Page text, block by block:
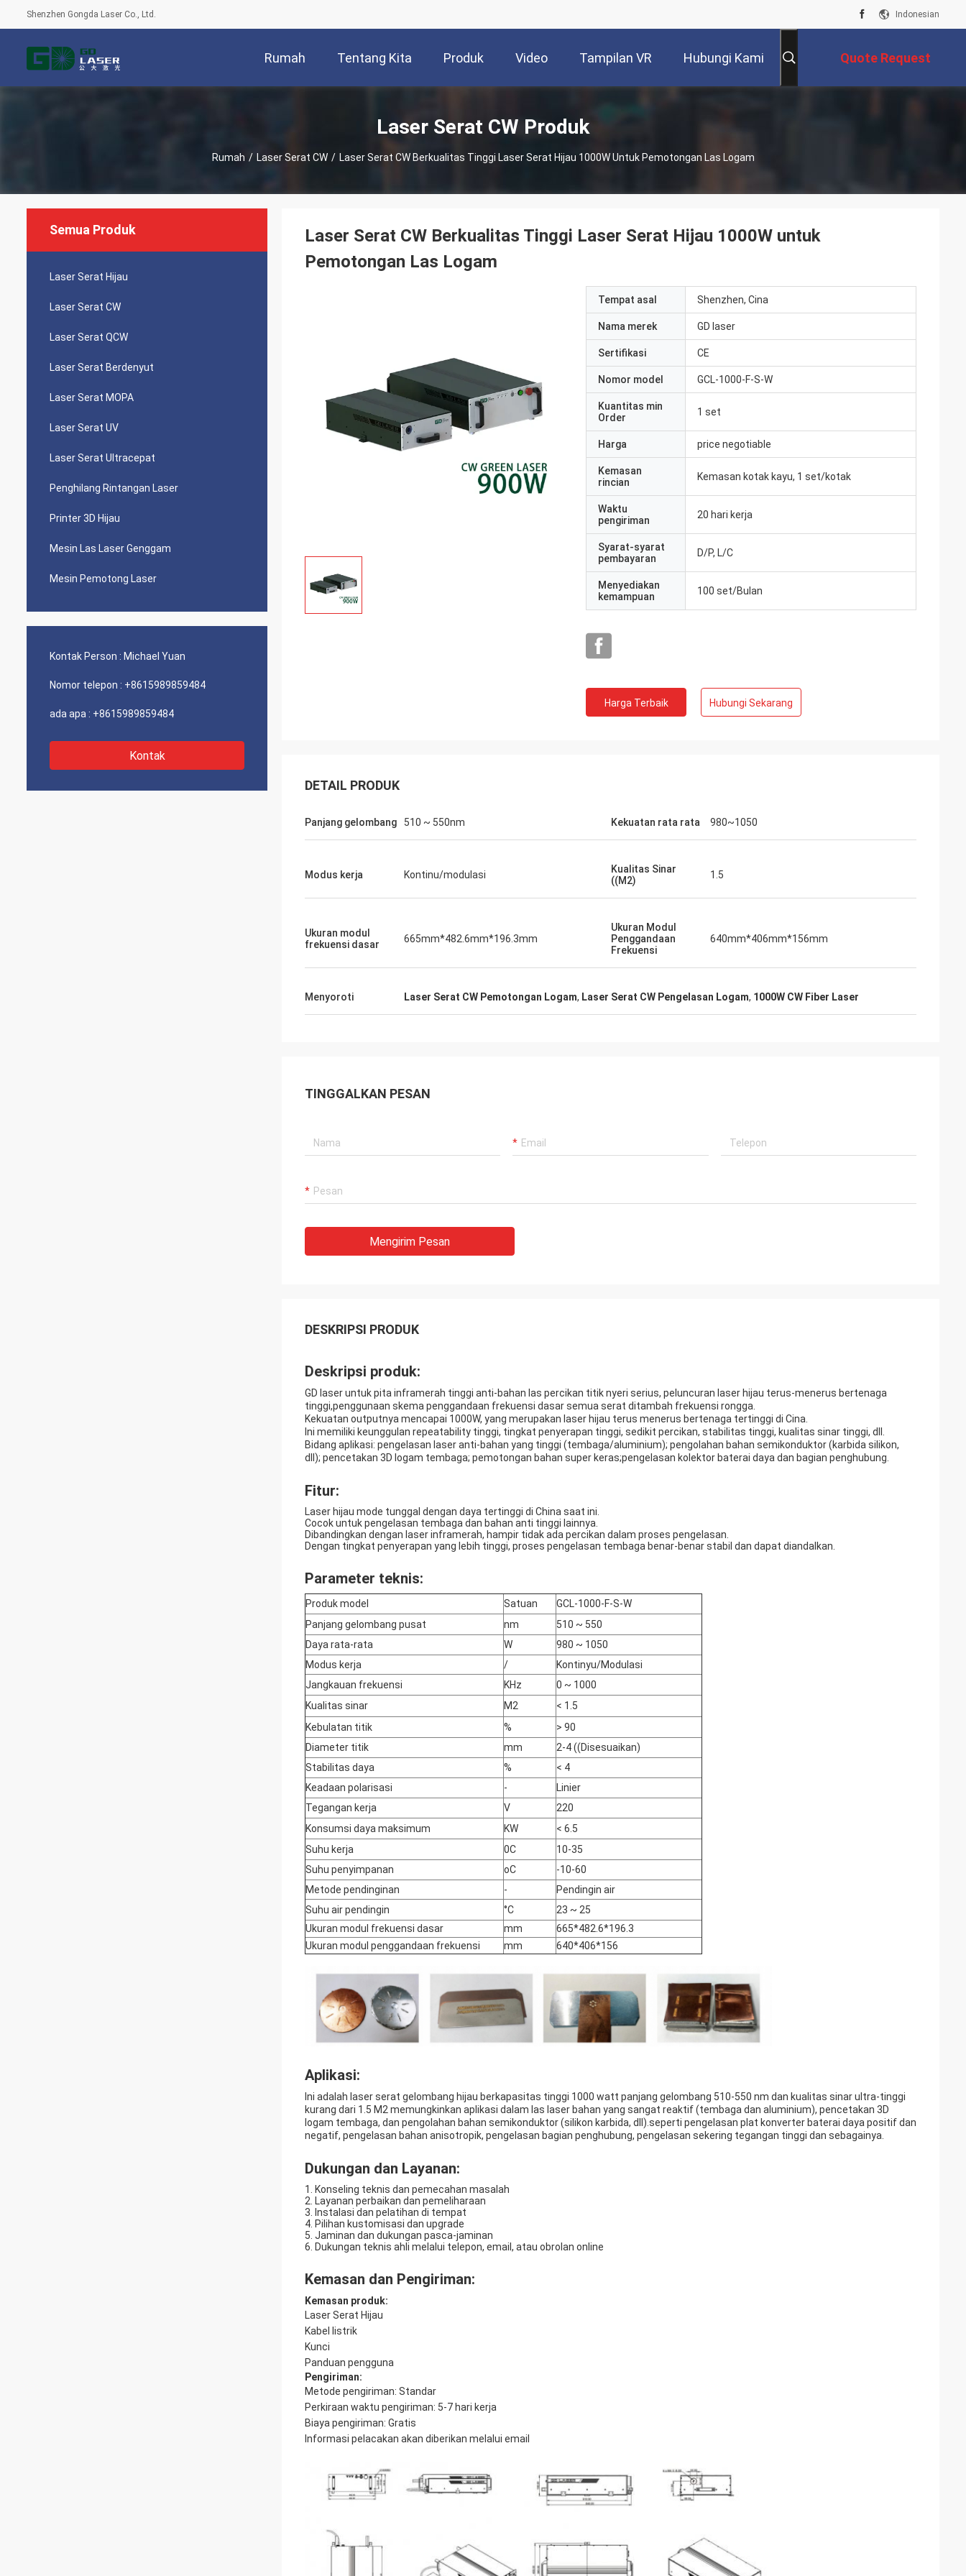
Shenzhen Gongda Laser Co., Ltd. Indonesian
Rumah Tentang Kita Produk Video Tampilan VR Hubungi Kami Quote Request
Laser Serat CW Produk
Rumah / Laser Serat CW / Laser Serat CW Berkualitas Tinggi Laser Serat Hijau 1000W Untuk Pemotongan Las Logam
Semua Produk
Laser Serat Hijau
Laser Serat CW
Laser Serat QCW
Laser Serat Berdenyut
Laser Serat MOPA
Laser Serat UV
Laser Serat Ultracepat
Penghilang Rintangan Laser
Printer 3D Hijau
Mesin Las Laser Genggam
Mesin Pemotong Laser
Kontak Person : Michael Yuan
Nomor telepon : +8615989859484
ada apa : +8615989859484
Kontak
Laser Serat CW Berkualitas Tinggi Laser Serat Hijau 1000W untuk
Pemotongan Las Logam
Tempat asal Shenzhen, Cina
Nama merek GD laser
Sertifikasi CE
Nomor model GCL-1000-F-S-W
Kuantitas min
Order
1 set
Harga price negotiable
Kemasan
rincian
Kemasan kotak kayu, 1 set/kotak
Waktu
pengiriman
20 hari kerja
Syarat-syarat
pembayaran
D/P, L/C
Menyediakan
kemampuan
100 set/Bulan
Harga Terbaik Hubungi Sekarang
DETAIL PRODUK
Panjang gelombang 510 ~ 550nm Kekuatan rata rata 980~1050
Modus kerja Kontinu/modulasi
Kualitas Sinar
((M2)
1.5
Ukuran modul
frekuensi dasar
665mm*482.6mm*196.3mm
Ukuran Modul
Penggandaan
Frekuensi
640mm*406mm*156mm
Menyoroti Laser Serat CW Pemotongan Logam, Laser Serat CW Pengelasan Logam, 1000W CW Fiber Laser
TINGGALKAN PESAN
Mengirim Pesan
DESKRIPSI PRODUK
Deskripsi produk:
GD laser untuk pita inframerah tinggi anti-bahan las percikan titik nyeri serius, peluncuran laser hijau terus-menerus bertenaga
tinggi,penggunaan skema penggandaan frekuensi dasar semua serat ditambah frekuensi rongga.
Kekuatan outputnya mencapai 1000W, yang merupakan laser hijau terus menerus bertenaga tertinggi di Cina.
Ini memiliki keunggulan repeatability tinggi, tingkat penyerapan tinggi, sedikit percikan, stabilitas tinggi, kualitas sinar tinggi, dll.
Bidang aplikasi: pengelasan laser anti-bahan yang tinggi (tembaga/aluminium); pengolahan bahan semikonduktor (karbida silikon,
dll); pencetakan 3D logam tembaga; pemotongan bahan super keras;pengelasan kolektor baterai daya dan bagian penghubung.
Fitur:
Laser hijau mode tunggal dengan daya tertinggi di China saat ini.
Cocok untuk pengelasan tembaga dan bahan anti tinggi lainnya.
Dibandingkan dengan laser inframerah, hampir tidak ada percikan dalam proses pengelasan.
Dengan tingkat penyerapan yang lebih tinggi, proses pengelasan tembaga benar-benar stabil dan dapat diandalkan.
Parameter teknis:
Produkmodel Satuan
GCL-1000-F-S-W
Panjang gelombang pusat
nm
510 ~ 550
Daya rata-rata
W
980 ~ 1050
Modus kerja
/
Kontinyu/Modulasi
Jangkauan frekuensi
KHz
0 ~ 1000
Kualitas sinar
M2
< 1.5
Kebulatan titik
%
> 90
Diameter titik
mm
2-4 ((Disesuaikan)
Stabilitas daya
%
< 4
Keadaan polarisasi
-
Linier
Tegangan kerja
V
220
Konsumsi daya maksimum
KW
< 6.5
Suhu kerja
0C
10-35
Suhu penyimpanan
oC
-10-60
Metode pendinginan
-
Pendingin air
Suhu air pendingin
°C
23 ~ 25
Ukuran modul frekuensi dasar
mm
665*482.6*196.3
Ukuran modul penggandaan frekuensi
mm 640*406*156
Aplikasi:
Ini adalah laser serat gelombang hijau berkapasitas tinggi 1000 watt panjang gelombang 510-550 nm dan kualitas sinar ultra-tinggi
kurang dari 1.5 M2 memungkinkan aplikasi dalam las laser bahan yang sangat reaktif (tembaga dan aluminium), pencetakan 3D
logam tembaga, dan pengolahan bahan semikonduktor (silikon karbida, dll).seperti pengelasan plat konverter baterai daya positif dan
negatif, pengelasan bahan anisotropik, pengelasan bagian penghubung, pengelasan sekering tegangan tinggi dan sebagainya.
Dukungan dan Layanan:
1. Konseling teknis dan pemecahan masalah
2. Layanan perbaikan dan pemeliharaan
3. Instalasi dan pelatihan di tempat
4. Pilihan kustomisasi dan upgrade
5. Jaminan dan dukungan pasca-jaminan
6. Dukungan teknis ahli melalui telepon, email, atau obrolan online
Kemasan dan Pengiriman:
Kemasan produk:
Laser Serat Hijau
Kabel listrik
Kunci
Panduan pengguna
Pengiriman:
Metode pengiriman: Standar
Perkiraan waktu pengiriman: 5-7 hari kerja
Biaya pengiriman: Gratis
Informasi pelacakan akan diberikan melalui email